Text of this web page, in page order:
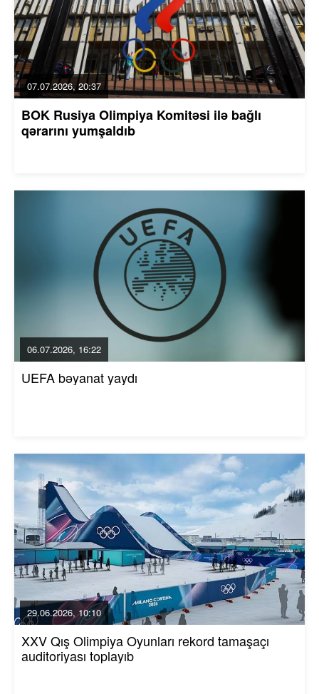
07.07.2026, 20:37
BOK Rusiya Olimpiya Komitəsi ilə bağlı
qərarını yumşaldıb
06.07.2026, 16:22
UEFA bəyanat yaydı
29.06.2026, 10:10
XXV Qış Olimpiya Oyunları rekord tamaşaçı
auditoriyası toplayıb